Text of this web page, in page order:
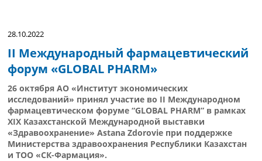
28.10.2022
II Международный фармацевтический
форум «GLOBAL PHARM»
26 октября АО «Институт экономических
исследований» принял участие во II Международном
фармацевтическом форуме “GLOBAL PHARM” в рамках
XIХ Казахстанской Международной выставки
«Здравоохранение» Astana Zdorovie при поддержке
Министерства здравоохранения Республики Казахстан
и ТОО «СК-Фармация».